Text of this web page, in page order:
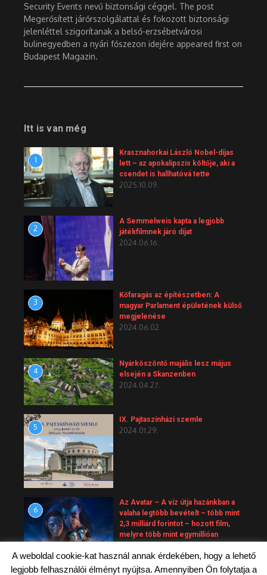
Security Events nevű biztonsági céggel. The post
Megerősített járőrszolgálattal és fokozott biztonsági
jelenléttel szigorítanak a belső-erzsébetvárosi
bulinegyedben a nyári főszezon idejére appeared first on
Budapest Magazin.
Itt is van még
1
Krasznahorkai László Nobel-díjas
lett – az apokalipszis költője, aki a
csendet is hallhatóvá tette
2025.10.09.
2
A Semmelweis kapta a legjobb
játékfilmnek járó díjat
2024.06.16.
3
Kőfaragás az építészetben: A
magyar Parlament épületének külső
megjelenése
2024.06.02.
4
Nyárköszöntő majális lesz május
elsején a Skanzenben
2024.04.27.
5
IX. Pajtaszínházi szemle
2024.01.29.
6
Az Avatar – A víz útja hazánkban a
valaha legtöbb bevételt – több mint
2,3 milliárd forintot – hozott film,
melyre több mint egymillióan
2023.10.01.
A weboldal cookie-kat használ annak érdekében, hogy a lehető
legjobb felhasználói élményt nyújtsa. Amennyiben Ön folytatja a